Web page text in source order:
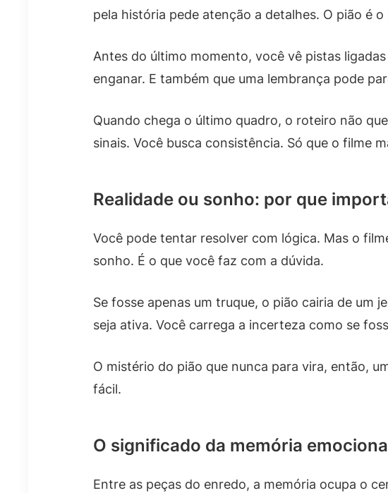
pela história pede atenção a detalhes. O pião é
Antes do último momento, você vê pistas
enganar. E também que uma lembrança pode
Quando chega o último quadro, o roteiro não
sinais. Você busca consistência. Só que o filme
Realidade ou sonho: por que
Você pode tentar resolver com lógica. Mas o
sonho. É o que você faz com a dúvida.
Se fosse apenas um truque, o pião cairia de um
seja ativa. Você carrega a incerteza como se
O mistério do pião que nunca para vira, então,
fácil.
O significado da memória
Entre as peças do enredo, a memória ocupa o